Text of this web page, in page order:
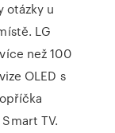
otázky u
LG
než 100
OLED s
TV.